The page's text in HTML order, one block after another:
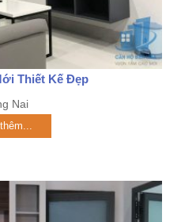
Thiết Kế Đẹp
Nai